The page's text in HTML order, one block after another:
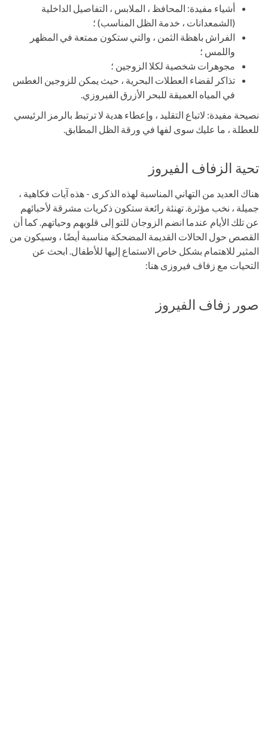
أشياء مفيدة: المحافظ ، الملابس ، التفاصيل الداخلية
(الشمعدانات ، خدمة الظل المناسب) ؛
الفراش باهظة الثمن ، والتي ستكون ممتعة في المظهر
واللمس ؛
مجوهرات شخصية لكلا الزوجين ؛
تذاكر لقضاء العطلات البحرية ، حيث يمكن للزوجين الغطس
في المياه العميقة للبحر الأزرق الفيروزي.
نصيحة مفيدة: لاتباع التقليد ، وإعطاء هدية لا ترتبط بالرمز الرئيسي
للعطلة ، ما عليك سوى لفها في ورقة الظل المطابق.
تحية الزفاف الفيروز
هناك العديد من التهاني المناسبة لهذه الذكرى - هذه آيات فكاهية ،
جميلة ، نخب مؤثرة. تهنئة رائعة ستكون ذكريات مشرقة لأحبائهم
عن تلك الأيام عندما انضم الزوجان للتو إلى قلوبهم وحياتهم. كما أن
القصص حول الحالات القديمة المضحكة مناسبة أيضًا ، وسيكون من
المثير للاهتمام بشكل خاص الاستماع إليها للأطفال. ابحث عن
التحيات مع زفاف فيروزى هنا:
صور زفاف الفيروز